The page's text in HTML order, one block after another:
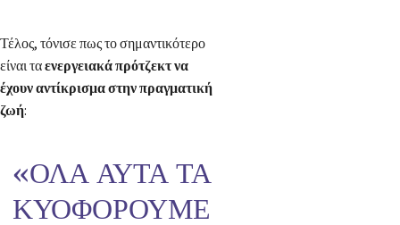
Τέλος, τόνισε πως το σημαντικότερο
είναι ταενεργειακά πρότζεκτ να
έχουν αντίκρισμα στην πραγματική
ζωή:
«ΌΛΑ ΑΥΤΆ ΤΑ
ΚΥΟΦΟΡΟΎΜΕ